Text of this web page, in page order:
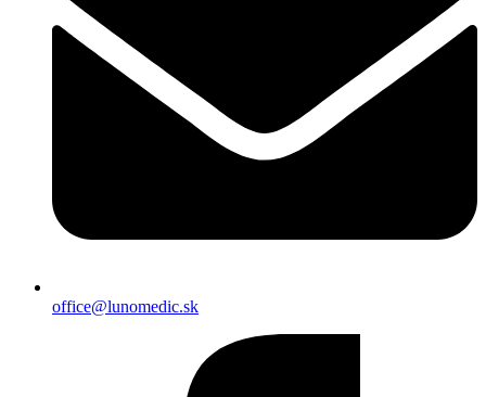
office@lunomedic.sk